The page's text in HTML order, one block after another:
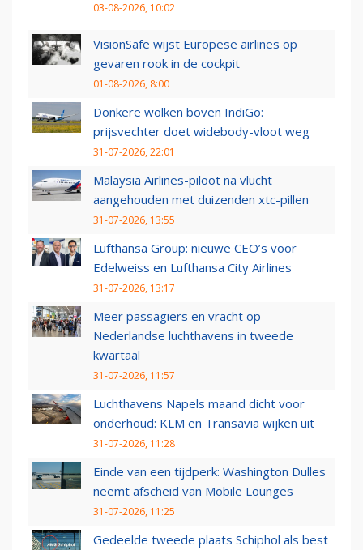
03-08-2026, 10:02
VisionSafe wijst Europese airlines op
gevaren rook in de cockpit
01-08-2026, 8:00
Donkere wolken boven IndiGo:
prijsvechter doet widebody-vloot weg
31-07-2026, 22:01
Malaysia Airlines-piloot na vlucht
aangehouden met duizenden xtc-pillen
31-07-2026, 13:55
Lufthansa Group: nieuwe CEO’s voor
Edelweiss en Lufthansa City Airlines
31-07-2026, 13:17
Meer passagiers en vracht op
Nederlandse luchthavens in tweede
kwartaal
31-07-2026, 11:57
Luchthavens Napels maand dicht voor
onderhoud: KLM en Transavia wijken uit
31-07-2026, 11:28
Einde van een tijdperk: Washington Dulles
neemt afscheid van Mobile Lounges
31-07-2026, 11:25
Gedeelde tweede plaats Schiphol als best